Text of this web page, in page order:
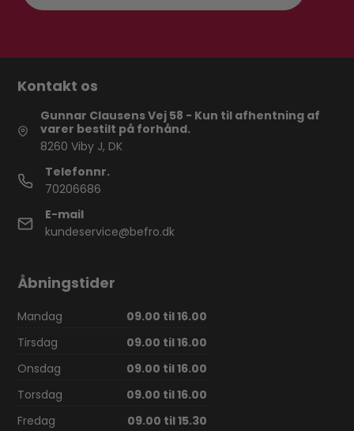
Kontakt os
Gunnar Clausens Vej 58 - Kun til afhentning af
varer bestilt på forhånd.
8260 Viby J, DK
Telefonnr.
70206686
E-mail
kundeservice@befro.dk
Åbningstider
Mandag
09.00 til 16.00
Tirsdag
09.00 til 16.00
Onsdag
09.00 til 16.00
Torsdag
09.00 til 16.00
Fredag
09.00 til 15.30